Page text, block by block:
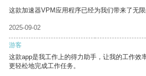
这款加速器VPM应用程序已经为我们带来了无限
2025-09-02
游客
这款app是我工作上的得力助手，让我的工作效
更轻松地完成工作任务。